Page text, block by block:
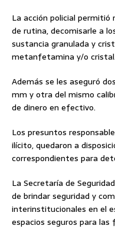
La acción policial permitió
de rutina, decomisarle a
sustancia granulada y
metanfetamina y/o cristal.
Además se les aseguró
mm y otra del mismo
de dinero en efectivo.
Los presuntos
ilícito, quedaron a
correspondientes para
La Secretaría de
de brindar seguridad y
interinstitucionales en el
espacios seguros para las